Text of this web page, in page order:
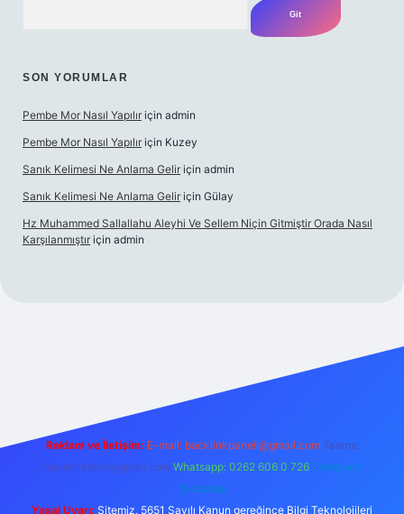
SON YORUMLAR
Pembe Mor Nasıl Yapılır için admin
Pembe Mor Nasıl Yapılır için Kuzey
Sanık Kelimesi Ne Anlama Gelir için admin
Sanık Kelimesi Ne Anlama Gelir için Gülay
Hz Muhammed Sallallahu Aleyhi Ve Sellem Niçin Gitmiştir Orada Nasıl
Karşılanmıştır için admin
Reklam ve İletişim: E-mail: backlinkpaneli@gmail.com Teams:
forumhizmeti@gmail.com Whatsapp: 0262 606 0 726 Telegram:
@karabul
Yasal Uyarı: Sitemiz, 5651 Sayılı Kanun gereğince Bilgi Teknolojileri